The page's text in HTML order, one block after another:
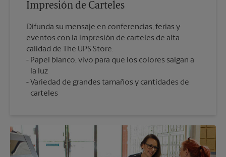
Impresión de Carteles
Difunda su mensaje en conferencias, ferias y
eventos con la impresión de carteles de alta
calidad de The UPS Store.
Papel blanco, vivo para que los colores salgan a
la luz
Variedad de grandes tamaños y cantidades de
carteles